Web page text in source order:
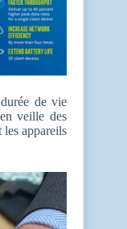
de vie
veille des
appareils